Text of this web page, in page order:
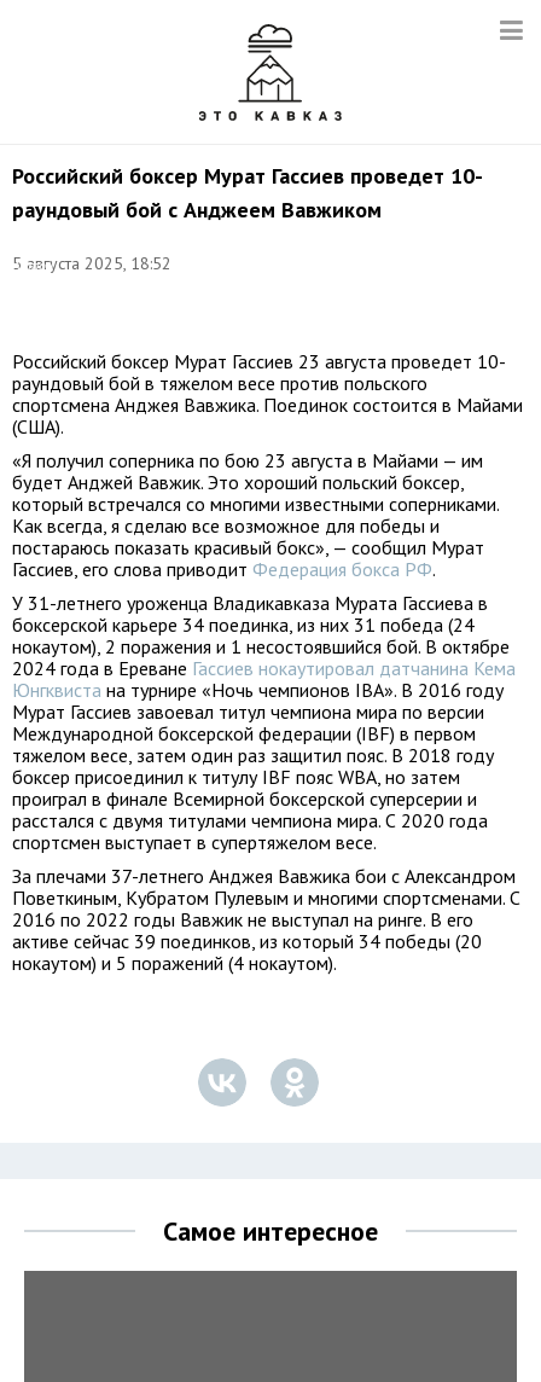
Российский боксер Мурат Гассиев проведет 10-
раундовый бой с Анджеем Вавжиком
5 августа 2025, 18:52
Антон
Российский боксер Мурат Гассиев 23 августа проведет 10-
раундовый бой в тяжелом весе против польского
спортсмена Анджея Вавжика. Поединок состоится в Майами
(США).
«Я получил соперника по бою 23 августа в Майами — им
будет Анджей Вавжик. Это хороший польский боксер,
который встречался со многими известными соперниками.
Как всегда, я сделаю все возможное для победы и
постараюсь показать красивый бокс», — сообщил Мурат
Гассиев, его слова приводит Федерация бокса РФ.
У 31-летнего уроженца Владикавказа Мурата Гассиева в
боксерской карьере 34 поединка, из них 31 победа (24
нокаутом), 2 поражения и 1 несостоявшийся бой. В октябре
2024 года в Ереване Гассиев нокаутировал датчанина Кема
Юнгквиста на турнире «Ночь чемпионов IBA». В 2016 году
Мурат Гассиев завоевал титул чемпиона мира по версии
Международной боксерской федерации (IBF) в первом
тяжелом весе, затем один раз защитил пояс. В 2018 году
боксер присоединил к титулу IBF пояс WBA, но затем
проиграл в финале Всемирной боксерской суперсерии и
расстался с двумя титулами чемпиона мира. С 2020 года
спортсмен выступает в супертяжелом весе.
За плечами 37-летнего Анджея Вавжика бои с Александром
Поветкиным, Кубратом Пулевым и многими спортсменами. С
2016 по 2022 годы Вавжик не выступал на ринге. В его
активе сейчас 39 поединков, из который 34 победы (20
нокаутом) и 5 поражений (4 нокаутом).
Самое интересное